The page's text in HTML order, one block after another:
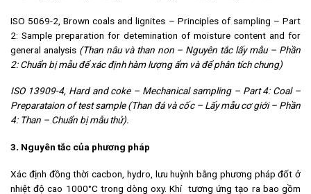
ISO 5069-2, Brown coals and lignites – Principles of sampling – Part
2: Sample preparation for detemination of moisture content and for
general analysis (Than nâu và than non – Nguyên tắc lấy mẫu – Phần
2: Chuẩn bị mẫu để xác định hàm lượng ẩm và để phân tích chung)
ISO 13909-4, Hard and coke – Mechanical sampling – Part 4: Coal –
Preparataion of test sample (Than đá và cốc – Lấy mẫu cơ giới – Phần
4: Than – Chuẩn bị mẫu thử).
3. Nguyên tắc của phương pháp
Xác định đồng thời cacbon, hydro, lưu huỳnh bằng phương pháp đốt ở
nhiệt độ cao 1000°C trong dòng oxy. Khí tương ứng tạo ra bao gồm